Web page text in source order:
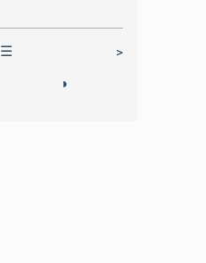
☰
>
◗